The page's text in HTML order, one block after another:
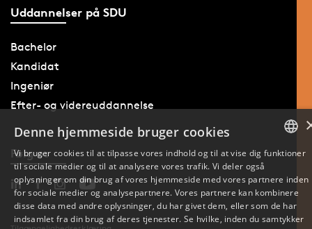
Uddannelser på SDU
Bachelor
Kandidat
Ingeniør
Efter- og videreuddannelse
Følg os
ENGLISH
Denne hjemmeside bruger cookies
Vi bruger cookies til at tilpasse vores indhold og til at vise dig funktioner
til sociale medier og til at analysere vores trafik. Vi deler også
oplysninger om din brug af vores hjemmeside med vores partnere inden
for sociale medier og analysepartnere. Vores partnere kan kombinere
disse data med andre oplysninger, du har givet dem, eller som de har
indsamlet fra din brug af deres tjenester. Se hvilke, inden du samtykker